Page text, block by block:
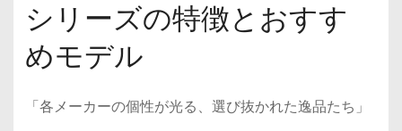
シリーズの特徴とおすす
めモデル
「各メーカーの個性が光る、選び抜かれた逸品たち」